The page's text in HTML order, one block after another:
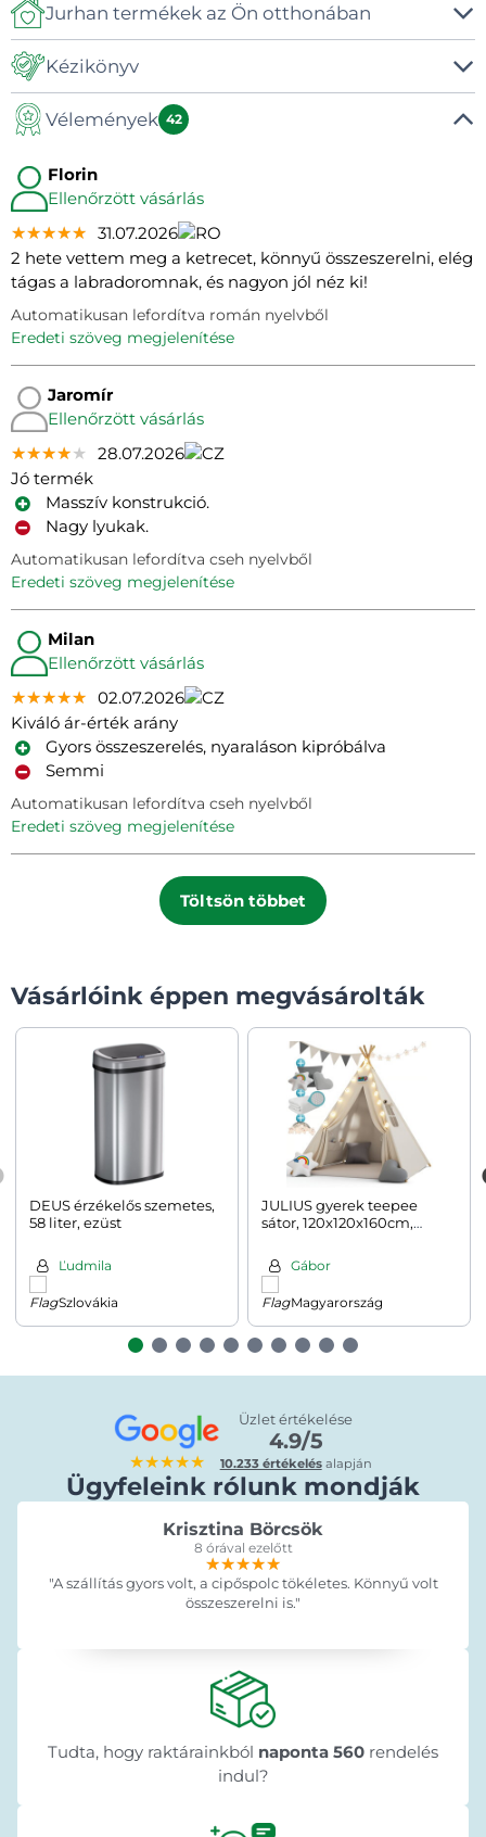
Jurhan termékek az Ön otthonában
Kézikönyv
Kézikönyv
Vélemények 42
Florin
Ellenőrzött vásárlás
★★★★★
★★★★★
★★★★★ 31.07.2026
2 hete vettem meg a ketrecet, könnyű összeszerelni, elég
tágas a labradoromnak, és nagyon jól néz ki!
Automatikusan lefordítva román nyelvből
eredeti szöveg megjelenítése
Jaromír
Ellenőrzött vásárlás
★★★★★
★★★★★
★★★★★ 28.07.2026
Jó termék
Masszív konstrukció.
Nagy lyukak.
Automatikusan lefordítva cseh nyelvből
eredeti szöveg megjelenítése
Milan
Ellenőrzött vásárlás
★★★★★
★★★★★
★★★★★ 02.07.2026
Kiváló ár-érték arány
Gyors összeszerelés, nyaraláson kipróbálva
Semmi
Automatikusan lefordítva cseh nyelvből
eredeti szöveg megjelenítése
Töltsön többet
Vásárlóink éppen megvásárolták
DEUS érzékelős szemetes,
58 liter, ezüst
Ľudmila
Szlovákia
JULIUS gyerek teepee
sátor, 120x120x160cm,
Gábor
Magyarország
★★★★★
Üzlet értékelése
4.9/5
10.233 értékelésalapján
Ügyfeleink rólunk mondják
Krisztina Börcsök
8 órával ezelőtt
★★★★★
★★★★★
★★★★★
"A szállítás gyors volt, a cipőspolc tökéletes. Könnyű volt
összeszerelni is."
Tudta, hogy raktárainkból naponta 560 rendelés
indul?